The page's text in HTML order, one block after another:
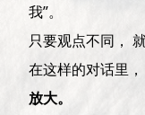
我”。
只要观点不同，
在这样的对话里
放大。